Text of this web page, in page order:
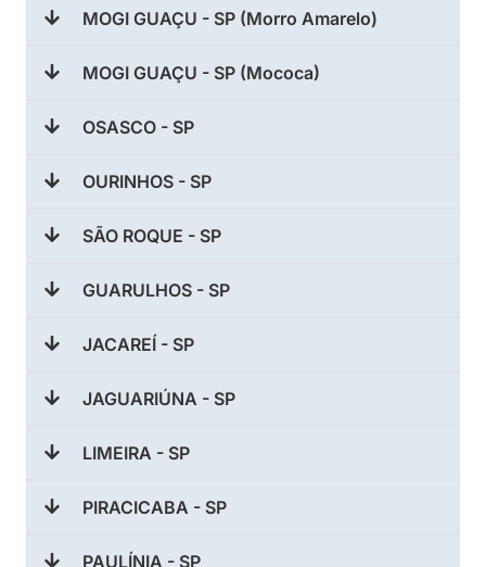
MOGI GUAÇU - SP (Morro Amarelo)
MOGI GUAÇU - SP (Mococa)
OSASCO - SP
OURINHOS - SP
SÃO ROQUE - SP
GUARULHOS - SP
JACAREÍ - SP
JAGUARIÚNA - SP
LIMEIRA - SP
PIRACICABA - SP
PAULÍNIA - SP